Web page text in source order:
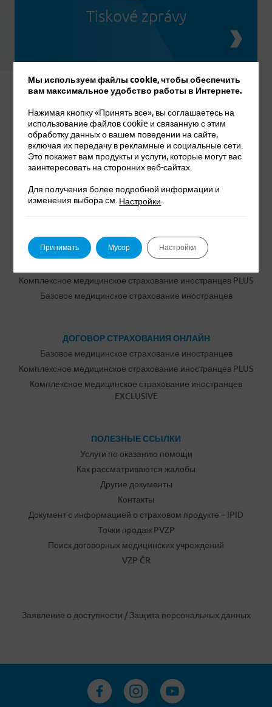
Tiskové zprávy
ТОВАРЫ
Комплексное медицинское страхование иностранцев
Комплексное медицинское страхование иностранцев PLUS
Базовое медицинское страхование иностранцев
ДОГОВОР СТРАХОВАНИЯ ОНЛАЙН
Базовое медицинское страхование иностранцев
Комплексное медицинское страхование иностранцев PLUS
Комплексное медицинское страхование иностранцев
EXCLUSIVE
ПОЛЕЗНЫЕ ССЫЛКИ
Услуги по оказанию помощи
Как рассматриваются жалобы
Другие документы
Контакты
Документ с информацией о страховом продукте – IPID
Точки продаж PVZP
Поиск договорных медицинских учреждений
VZP ČR
Заявление о доступности / Защита персональных данных
Мы используем файлы cookie, чтобы обеспечить
вам максимальное удобство работы в Интернете.
Нажимая кнопку «Принять все», вы соглашаетесь на
использование файлов cookie и связанную с этим
обработку данных о вашем поведении на сайте,
включая их передачу в рекламные и социальные сети.
Это покажет вам продукты и услуги, которые могут вас
заинтересовать на сторонних веб-сайтах.
Для получения более подробной информации и
изменения выбора см. Настройки.
Принимать Мусор Настройки